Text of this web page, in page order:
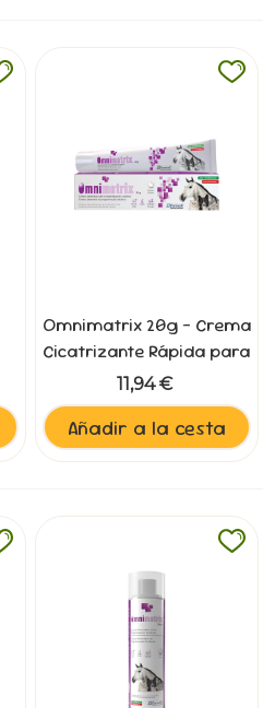
Omnimatrix 20g - Crema
Cicatrizante Rápida para
11,94 €
Añadir a la cesta